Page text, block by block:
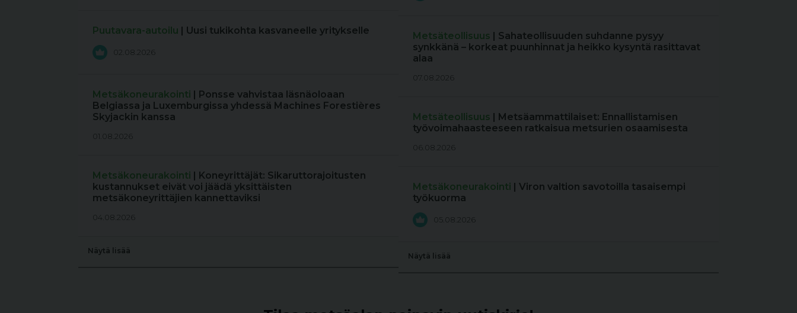
Puutavara-autoilu | Uusi tukikohta kasvaneelle yritykselle
02.08.2026
Metsäkoneurakointi | Ponsse vahvistaa läsnäoloaan
Belgiassa ja Luxemburgissa yhdessä Machines Forestières
Skyjackin kanssa
01.08.2026
Metsäkoneurakointi | Koneyrittäjät: Sikaruttorajoitusten
kustannukset eivät voi jäädä yksittäisten
metsäkoneyrittäjien kannettaviksi
04.08.2026
Näytä lisää
Metsäteollisuus | Sahateollisuuden suhdanne pysyy
synkkänä – korkeat puunhinnat ja heikko kysyntä rasittavat
alaa
07.08.2026
Metsäteollisuus | Metsäammattilaiset: Ennallistamisen
työvoimahaasteeseen ratkaisua metsurien osaamisesta
06.08.2026
Metsäkoneurakointi | Viron valtion savotoilla tasaisempi
työkuorma
05.08.2026
Näytä lisää